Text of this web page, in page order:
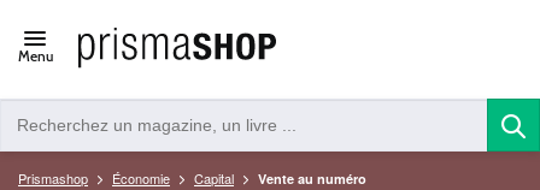
Open/close
navigation
Menu
Prismashop Économie Capital Vente au numéro